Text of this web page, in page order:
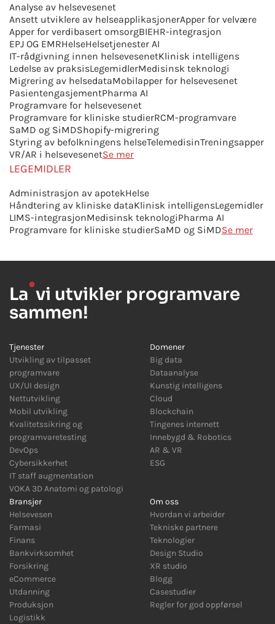
Analyse av helsevesenet
Ansett utviklere av helseapplikasjonerApper for velvære
Apper for verdibasert omsorgBIEHR-integrasjon
EPJ OG EMRHelseHelsetjenester AI
IT-rådgivning innen helsevesenetKlinisk intelligens
Ledelse av praksisLegemidlerMedisinsk teknologi
Migrering av helsedataMobilapper for helsevesenet
PasientengasjementPharma AI
Programvare for helsevesenet
Programvare for kliniske studierRCM-programvare
SaMD og SiMDShopify-migrering
Styring av befolkningens helseTelemedisinTreningsapper
VR/AR i helsevesenetSe mer
LEGEMIDLER
Administrasjon av apotekHelse
Håndtering av kliniske dataKlinisk intelligensLegemidler
LIMS-integrasjonMedisinsk teknologiPharma AI
Programvare for kliniske studierSaMD og SiMDSe mer
La●vi utvikler programvare
sammen!
Tjenester
Utvikling av tilpasset
programvare
UX/UI design
Nettutvikling
Mobil utvikling
Kvalitetssikring og
programvaretesting
DevOps
Cybersikkerhet
IT staff augmentation
VOKA 3D Anatomi og patologi
Domener
Big data
Dataanalyse
Kunstig intelligens
Cloud
Blockchain
Tingenes internett
Innebygd & Robotics
AR & VR
ESG
Bransjer
Helsevesen
Farmasi
Finans
Bankvirksomhet
Forsikring
eCommerce
Utdanning
Produksjon
Logistikk
Om oss
Hvordan vi arbeider
Tekniske partnere
Teknologier
Design Studio
XR studio
Blogg
Casestudier
Regler for god oppførsel